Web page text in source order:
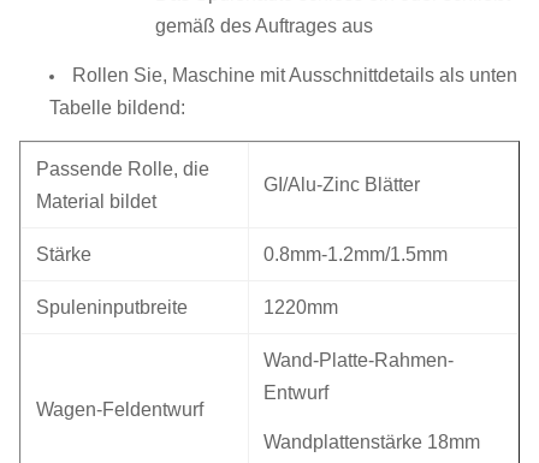
gemäß des Auftrages aus
Rollen Sie, Maschine mit Ausschnittdetails als unten
Tabelle bildend:
Passende Rolle, die
Material bildet
GI/Alu-Zinc Blätter
Stärke 0.8mm-1.2mm/1.5mm
Spuleninputbreite 1220mm
Wagen-Feldentwurf
Wand-Platte-Rahmen-
Entwurf
Wandplattenstärke 18mm